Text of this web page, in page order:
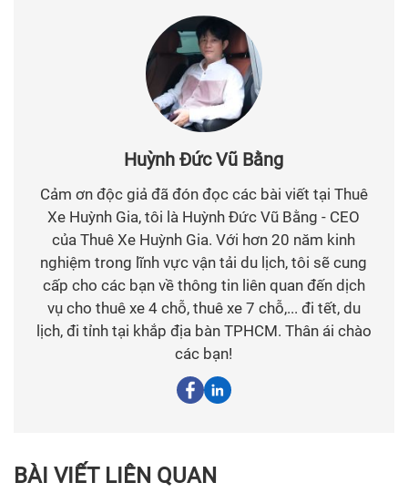
Huỳnh Đức Vũ Bằng
Cảm ơn độc giả đã đón đọc các bài viết tại Thuê
Xe Huỳnh Gia, tôi là Huỳnh Đức Vũ Bằng - CEO
của Thuê Xe Huỳnh Gia. Với hơn 20 năm kinh
nghiệm trong lĩnh vực vận tải du lịch, tôi sẽ cung
cấp cho các bạn về thông tin liên quan đến dịch
vụ cho thuê xe 4 chỗ, thuê xe 7 chỗ,... đi tết, du
lịch, đi tỉnh tại khắp địa bàn TPHCM. Thân ái chào
các bạn!
BÀI VIẾT LIÊN QUAN